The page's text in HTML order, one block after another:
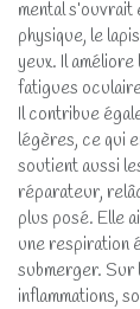
mental
physique, le
yeux. Il
fatigues
Il contribue
légères, ce qui
soutient aussi
réparateur,
plus posé. Elle
une respiration
submerger. Sur
inflammations,